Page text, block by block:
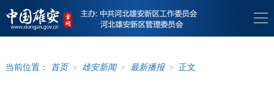
当前位置： 首页 > 雄安新闻 > 最新播报 > 正文